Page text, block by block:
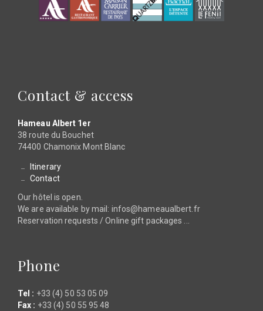
Contact & access
Hameau Albert 1er
38 route du Bouchet
74400 Chamonix Mont Blanc
Itinerary
Contact
Our hôtel is open.
We are available by mail: infos@hameaualbert.fr
Reservation requests / Online gift packages ...
Phone
Tel : +33 (4) 50 53 05 09
Fax : +33 (4) 50 55 95 48